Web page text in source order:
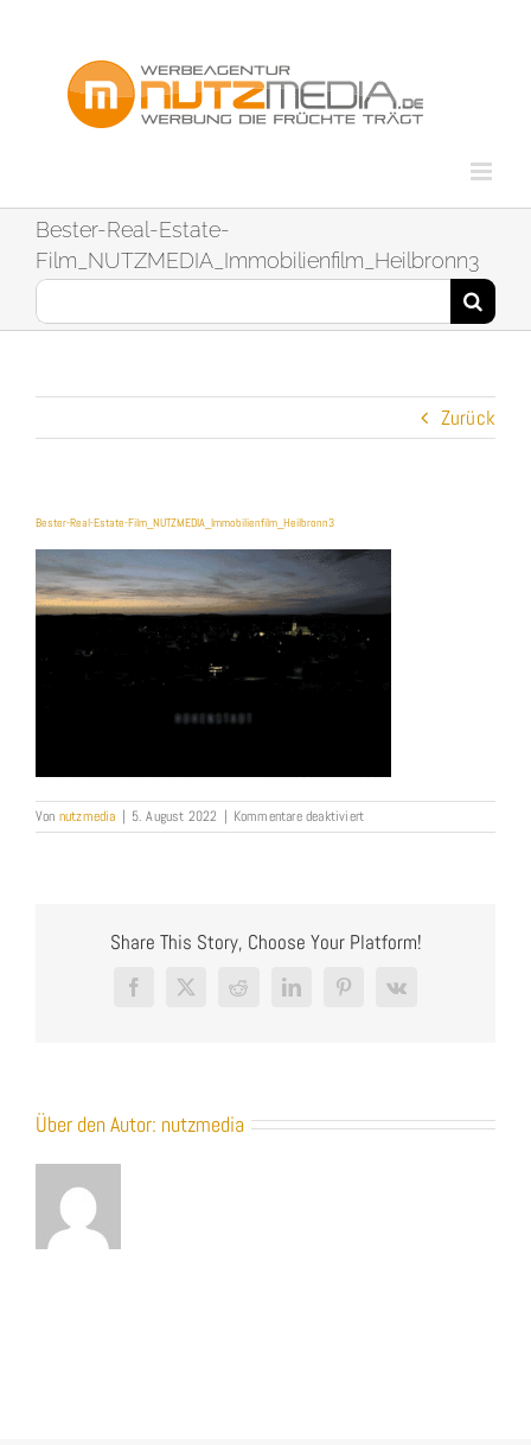
Bester-Real-Estate-
Film_NUTZMEDIA_Immobilienfilm_Heilbronn3
Suche
nach:
Zurück
Bester-Real-Estate-Film_NUTZMEDIA_Immobilienfilm_Heilbronn3
Von nutzmedia | 5. August 2022 | Kommentare deaktiviertfür
Bester-
Share This Story, Choose Your Platform!
Facebook
X RedditLinkedInPinterest
Vk
Über den Autor: nutzmedia